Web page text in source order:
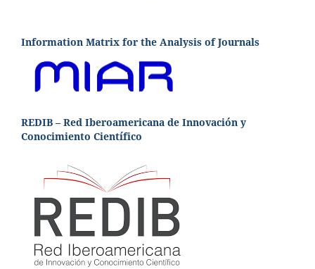
Information Matrix for the Analysis of Journals
REDIB – Red Iberoamericana de Innovación y
Conocimiento Científico